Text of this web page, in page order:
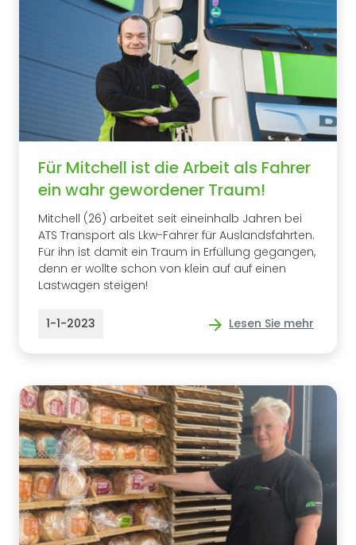
Für Mitchell ist die Arbeit als Fahrer
ein wahr gewordener Traum!
Mitchell (26) arbeitet seit eineinhalb Jahren bei
ATS Transport als Lkw-Fahrer für Auslandsfahrten.
Für ihn ist damit ein Traum in Erfüllung gegangen,
denn er wollte schon von klein auf auf einen
Lastwagen steigen!
1-1-2023 Lesen Sie mehr